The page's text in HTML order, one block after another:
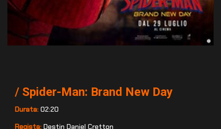
/ Spider-Man: Brand New Day
Durata: 02:20
Regista: Destin Daniel Cretton